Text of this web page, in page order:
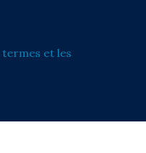
termes et les